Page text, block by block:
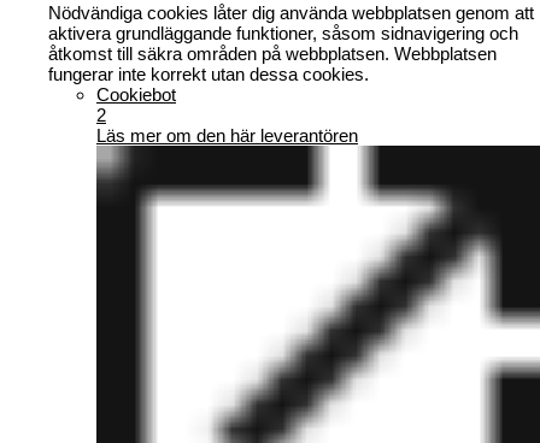
Nödvändiga cookies låter dig använda webbplatsen genom att
aktivera grundläggande funktioner, såsom sidnavigering och
åtkomst till säkra områden på webbplatsen. Webbplatsen
fungerar inte korrekt utan dessa cookies.
Cookiebot
2
Läs mer om den här leverantören